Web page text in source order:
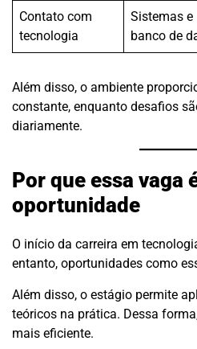
Contato com
tecnologia
Sistemas e
banco de
Além disso, o ambiente
constante, enquanto desafios
diariamente.
Por que essa vaga
oportunidade
O início da carreira em
entanto, oportunidades como
Além disso, o estágio permite
teóricos na prática. Dessa
mais eficiente.